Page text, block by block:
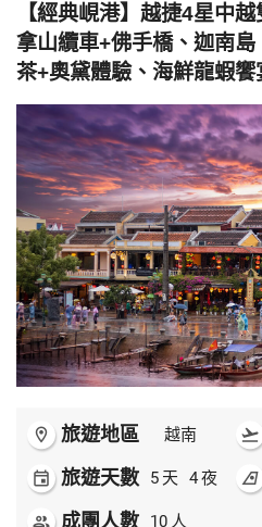
熱門韓國
超夯日本
悠遊美加
遊輪河輪
世界臻旅
中東非洲
歐洲之旅
頂尖世界
二人成行
【經典峴港】越捷4星中
拿山纜車+佛手橋、迦南
茶+奧黛體驗、海鮮龍蝦饗
room 旅遊地區 越南
event 旅遊天數 5 天 4夜
people 成團人數 10 人
flight_takeoff
airlines